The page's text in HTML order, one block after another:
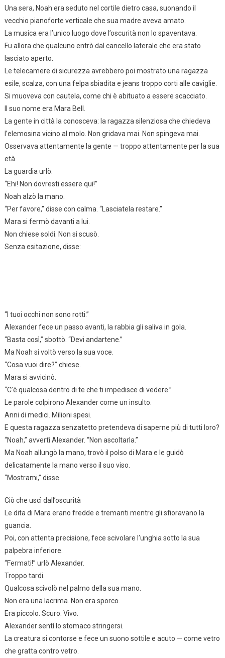
Una sera, Noah era seduto nel cortile dietro casa, suonando il
vecchio pianoforte verticale che sua madre aveva amato.
La musica era l’unico luogo dove l’oscurità non lo spaventava.
Fu allora che qualcuno entrò dal cancello laterale che era stato
lasciato aperto.
Le telecamere di sicurezza avrebbero poi mostrato una ragazza
esile, scalza, con una felpa sbiadita e jeans troppo corti alle caviglie.
Si muoveva con cautela, come chi è abituato a essere scacciato.
Il suo nome era Mara Bell.
La gente in città la conosceva: la ragazza silenziosa che chiedeva
l’elemosina vicino al molo. Non gridava mai. Non spingeva mai.
Osservava attentamente la gente — troppo attentamente per la sua
età.
La guardia urlò:
“Ehi! Non dovresti essere qui!”
Noah alzò la mano.
“Per favore,” disse con calma. “Lasciatela restare.”
Mara si fermò davanti a lui.
Non chiese soldi. Non si scusò.
Senza esitazione, disse:
“I tuoi occhi non sono rotti.”
Alexander fece un passo avanti, la rabbia gli saliva in gola.
“Basta così,” sbottò. “Devi andartene.”
Ma Noah si voltò verso la sua voce.
“Cosa vuoi dire?” chiese.
Mara si avvicinò.
“C’è qualcosa dentro di te che ti impedisce di vedere.”
Le parole colpirono Alexander come un insulto.
Anni di medici. Milioni spesi.
E questa ragazza senzatetto pretendeva di saperne più di tutti loro?
“Noah,” avvertì Alexander. “Non ascoltarla.”
Ma Noah allungò la mano, trovò il polso di Mara e le guidò
delicatamente la mano verso il suo viso.
“Mostrami,” disse.
Ciò che uscì dall’oscurità
Le dita di Mara erano fredde e tremanti mentre gli sfioravano la
guancia.
Poi, con attenta precisione, fece scivolare l’unghia sotto la sua
palpebra inferiore.
“Fermati!” urlò Alexander.
Troppo tardi.
Qualcosa scivolò nel palmo della sua mano.
Non era una lacrima. Non era sporco.
Era piccolo. Scuro. Vivo.
Alexander sentì lo stomaco stringersi.
La creatura si contorse e fece un suono sottile e acuto — come vetro
che gratta contro vetro.